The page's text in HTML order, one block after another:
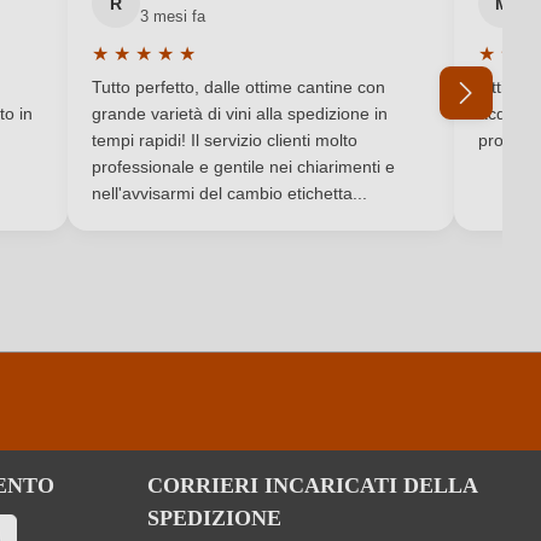
Veneto
Siquria IT-BIO-016
Ho dimenticato la mia password.
in
3 mesi fa
★ ★ ★ ★ ★
Valutazione media di 5 su 5 stelle
Tutto perfetto, dalle ottime cantine con
grande varietà di vini alla spedizione in
tempi rapidi! Il servizio clienti molto
professionale e gentile nei chiarimenti e
nell'avvisarmi del cambio etichetta...
★ ★
Ottimo
CORRIERI INCARICATI DELLA
SPEDIZIONE